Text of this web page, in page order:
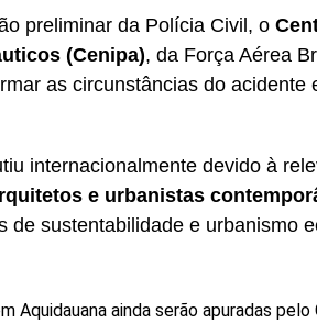
preliminar da Polícia Civil, o
(Cenipa), da Força Aérea
as circunstâncias do acidente
internacionalmente devido à
e urbanistas
de sustentabilidade e urbanismo
Aquidauana ainda serão apuradas pelo